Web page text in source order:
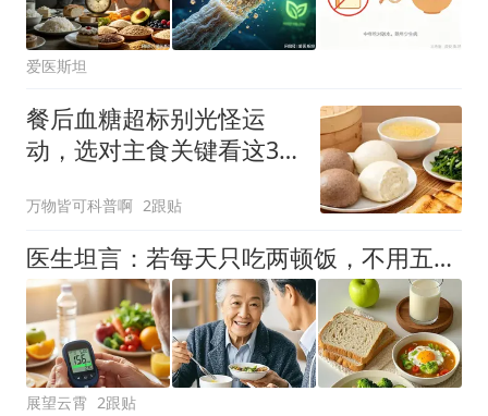
爱医斯坦
餐后血糖超标别光怪运
动，选对主食关键看这3
万物皆可科普啊 2跟贴
医生坦言：若每天只吃两顿饭，不用五个月时间，身体或有这几变化
展望云霄 2跟贴